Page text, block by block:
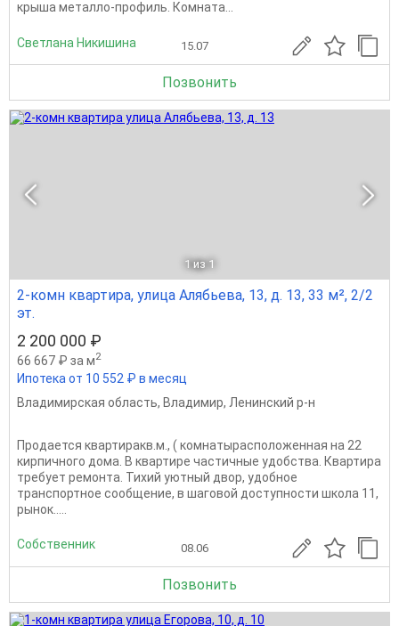
крыша металло-профиль. Комната...
Светлана Никишина 15.07
Позвонить
1 из 1
2-комн квартира, улица Алябьева, 13, д. 13, 33 м², 2/2
эт.
2 200 000 ₽
66 667 ₽ за м2
Ипотека от 10 552 ₽ в месяц
Владимирская область, Владимир, Ленинский р-н
Продается квартиракв.м., ( комнатырасположенная на 22
кирпичного дома. В квартире частичные удобства. Квартира
требует ремонта. Тихий уютный двор, удобное
транспортное сообщение, в шаговой доступности школа 11,
рынок.....
Собственник 08.06
Позвонить